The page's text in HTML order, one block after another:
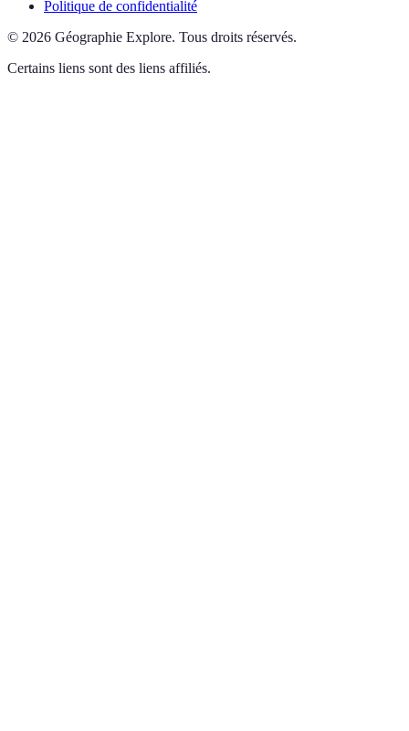
Politique de confidentialité
© 2026 Géographie Explore. Tous droits réservés.
Certains liens sont des liens affiliés.